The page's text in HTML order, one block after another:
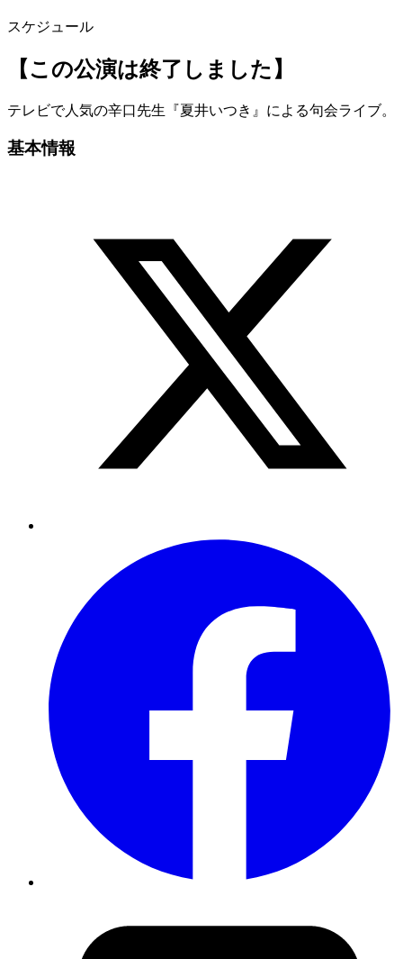
スケジュール
【この公演は終了しました】
テレビで人気の辛口先生『夏井いつき』による句会ライブ。
基本情報